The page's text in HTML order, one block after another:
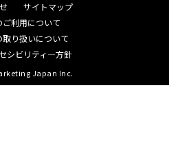
サイトマップ
ご利用について
り扱いについて
シビリティ―方針
Japan Inc.